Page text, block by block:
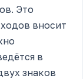
Это
вносит
в
знаков